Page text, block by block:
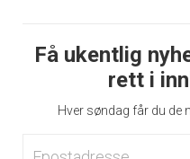
Få ukentlig
rett i
Hver søndag får du de